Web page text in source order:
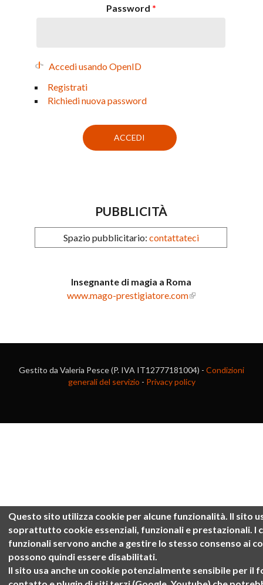
Password *
Accedi usando OpenID
Registrati
Richiedi nuova password
PUBBLICITÀ
Spazio pubblicitario: contattateci
Insegnante di magia a Roma
www.mago-prestigiatore.com
Gestito da Valeria Pesce (P. IVA IT12777181004) - Condizioni
generali del servizio - Privacy policy
Questo sito utilizza cookie per alcune funzionalità. Il sito
soprattutto cookie essenziali, funzionali e prestazionali. I
funzionali servono anche a gestire lo stesso consenso ai
possono quindi essere disabilitati.
Il sito usa anche un cookie potenzialmente sensibile per il